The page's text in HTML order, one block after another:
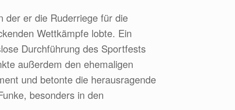
der er die Ruderriege für die
Wettkämpfe lobte. Ein
Durchführung des Sportfests
außerdem den ehemaligen
und betonte die herausragende
besonders in den